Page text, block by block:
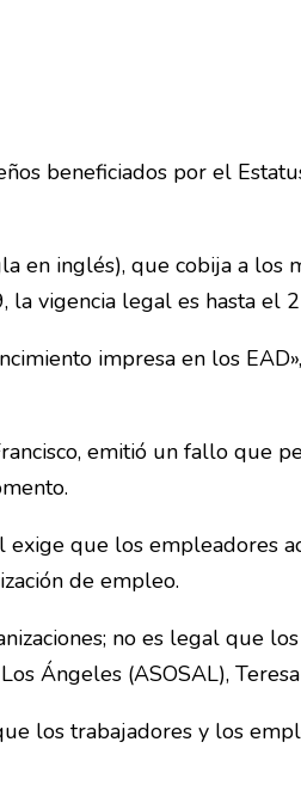
beneficiados por el
en inglés), que cobija a los
vigencia legal es hasta el
impresa en los
emitió un fallo que
que los empleadores
de empleo.
no es legal que
Ángeles (ASOSAL),
los trabajadores y los